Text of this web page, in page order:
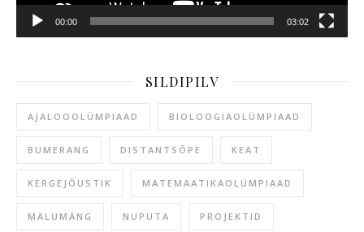
00:00 03:02
SILDIPILV
AJALOOOLÜMPIAAD BIOLOOGIAOLÜMPIAAD
BUMERANG DISTANTSÕPE KEAT
KERGEJÕUSTIK MATEMAATIKAOLÜMPIAAD
MÄLUMÄNG NUPUTA PROJEKTID